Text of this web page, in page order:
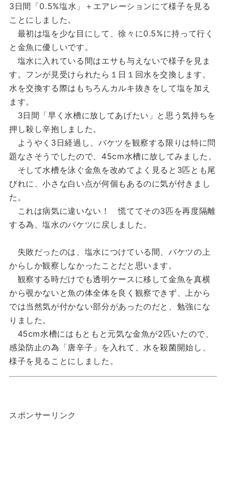
3日間「0.5%塩水」＋エアレーションにて様子を見る
ことにしました。
最初は塩を少な目にして、徐々に0.5%に持って行く
と金魚に優しいです。
塩水に入れている間はエサも与えないで様子を見ま
す。フンが見受けられたら１日１回水を交換します。
水を交換する際はもちろんカルキ抜きをして塩を加え
ます。
3日間「早く水槽に放してあげたい」と思う気持ちを
押し殺し辛抱しました。
ようやく3日経過し、バケツを観察する限りは特に問
題なさそうでしたので、45cm水槽に放してみました。
そして水槽を泳ぐ金魚を改めてよく見ると3匹とも尾
びれに、小さな白い点が何個もあるのに気が付きまし
た。
これは病気に違いない！ 慌ててその3匹を再度隔離
する為、塩水のバケツに戻しました。
失敗だったのは、塩水につけている間、バケツの上
からしか観察しなかったことだと思います。
観察する時だけでも透明ケースに移して金魚を真横
から覗かないと魚の体全体を良く観察できず、上から
では当然気が付かない部分があったのだと、勉強にな
りました。
45cm水槽にはもともと元気な金魚が2匹いたので、
感染防止の為「唐辛子」を入れて、水を殺菌開始し、
様子を見ることにしました。
スポンサーリンク